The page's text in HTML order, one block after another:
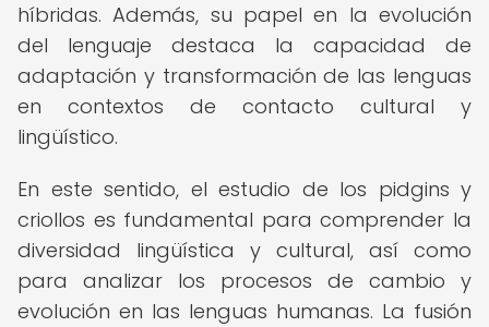
híbridas. Además, su papel en la evolución
del lenguaje destaca la capacidad de
adaptación y transformación de las lenguas
en contextos de contacto cultural y
lingüístico.
En este sentido, el estudio de los pidgins y
criollos es fundamental para comprender la
diversidad lingüística y cultural, así como
para analizar los procesos de cambio y
evolución en las lenguas humanas. La fusión